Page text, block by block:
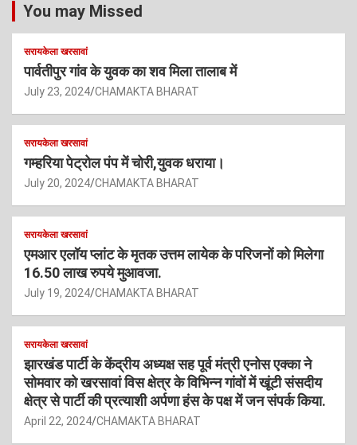
You may Missed
सरायकेला खरसावां
पार्वतीपुर गांव के युवक का शव मिला तालाब में
July 23, 2024 CHAMAKTA BHARAT
सरायकेला खरसावां
गम्हरिया पेट्रोल पंप में चोरी,युवक धराया।
July 20, 2024 CHAMAKTA BHARAT
सरायकेला खरसावां
एमआर एलॉय प्लांट के मृतक उत्तम लायेक के परिजनों को मिलेगा
16.50 लाख रुपये मुआवजा.
July 19, 2024 CHAMAKTA BHARAT
सरायकेला खरसावां
झारखंड पार्टी के केंद्रीय अध्यक्ष सह पूर्व मंत्री एनोस एक्का ने
सोमवार को खरसावां विस क्षेत्र के विभिन्न गांवों में खूंटी संसदीय
क्षेत्र से पार्टी की प्रत्याशी अर्पणा हंस के पक्ष में जन संपर्क किया.
April 22, 2024 CHAMAKTA BHARAT